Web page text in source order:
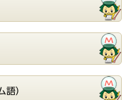
語）